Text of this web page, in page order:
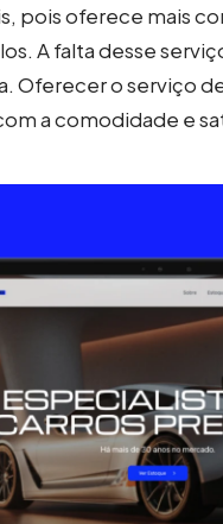
pois oferece mais
A falta desse
Oferecer o serviço
a comodidade e